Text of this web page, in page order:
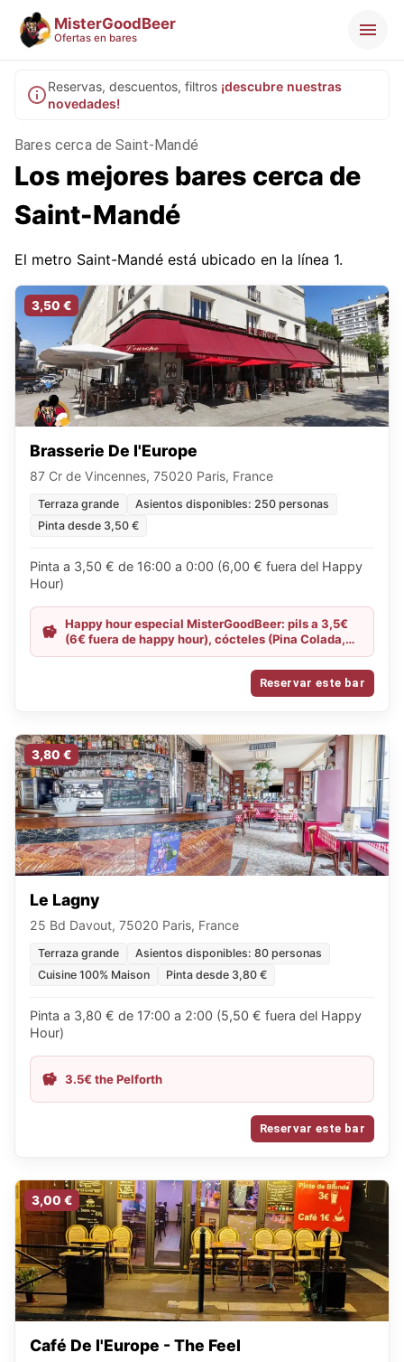
MisterGoodBeer
Ofertas en bares
Reservas, descuentos, filtros ¡descubre nuestras
novedades!
Bares cerca de Saint-Mandé
Los mejores bares cerca de
Saint-Mandé
El metro Saint-Mandé está ubicado en la línea 1.
3,50 €
Brasserie De l'Europe
87 Cr de Vincennes, 75020 Paris, France
Terraza grande
Asientos disponibles: 250 personas
Pinta desde 3,50 €
Pinta a 3,50 € de 16:00 a 0:00 (6,00 € fuera del Happy
Hour)
Happy hour especial MisterGoodBeer: pils a 3,5€
(6€ fuera de happy hour), cócteles (Pina Colada,
Spritz, Sex on the Beach) a 6€ en lugar de 7,9€,
Goudale rubia e IPA a 8€ en lugar de 9,1€
Reservar este bar
3,80 €
Le Lagny
25 Bd Davout, 75020 Paris, France
Terraza grande
Asientos disponibles: 80 personas
Cuisine 100% Maison
Pinta desde 3,80 €
Pinta a 3,80 € de 17:00 a 2:00 (5,50 € fuera del Happy
Hour)
3.5€ the Pelforth
Reservar este bar
3,00 €
Café De l'Europe - The Feel